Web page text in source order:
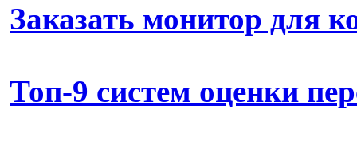
Заказать монитор для
Топ-9 систем оценки